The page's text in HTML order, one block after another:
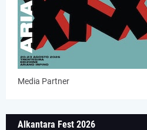
Media Partner
Alkantara Fest 2026